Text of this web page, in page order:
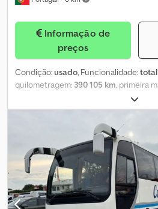
Informação de
preços
Condição:usado, Funcionalidade:
quilometragem: 390 105 km, primeira
, número de lugares:
Euro 5, cor:cinzento claro, tamanho
, número da máquina/
, Equipamento:
controlo de velocidade de cruzeiro,
documentos deste veículo são de um
em caso de venda em Itália, os
matrícula serão da responsabilidade
está disponível ao preço de Compra